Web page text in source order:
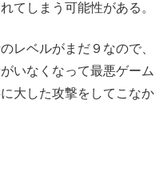
てしまう可能性がある。
レベルがまだ９なので、
いなくなって最悪ゲーム
大した攻撃をしてこなか